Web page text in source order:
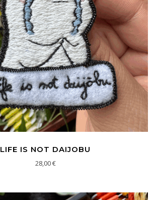
LIFE IS NOT DAIJOBU
28,00€